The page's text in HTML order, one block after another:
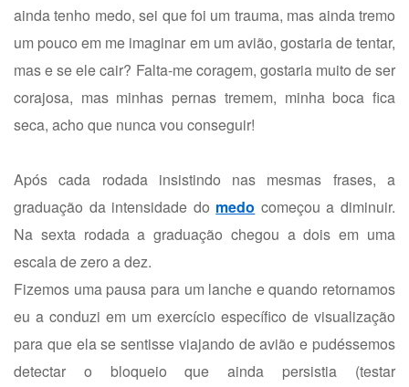
ainda tenho medo, sei que foi um trauma, mas ainda tremo
um pouco em me imaginar em um avião, gostaria de tentar,
mas e se ele cair? Falta-me coragem, gostaria muito de ser
corajosa, mas minhas pernas tremem, minha boca fica
seca, acho que nunca vou conseguir!
Após cada rodada insistindo nas mesmas frases, a
graduação da intensidade do medo começou a diminuir.
Na sexta rodada a graduação chegou a dois em uma
escala de zero a dez.
Fizemos uma pausa para um lanche e quando retornamos
eu a conduzi em um exercício específico de visualização
para que ela se sentisse viajando de avião e pudéssemos
detectar o bloqueio que ainda persistia (testar